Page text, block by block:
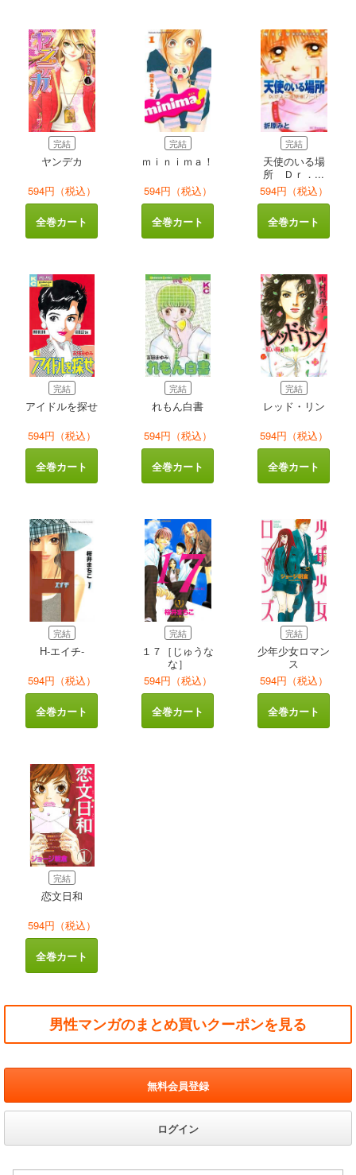
完結
ヤンデカ
594円（税込）
全巻カート
完結
ｍｉｎｉｍａ！
594円（税込）
全巻カート
完結
天使のいる場
所 Ｄｒ．...
594円（税込）
全巻カート
完結
アイドルを探せ
594円（税込）
全巻カート
完結
れもん白書
594円（税込）
全巻カート
完結
レッド・リン
594円（税込）
全巻カート
完結
H-エイチ-
594円（税込）
全巻カート
完結
１７［じゅうな
な］
594円（税込）
全巻カート
完結
少年少女ロマン
ス
594円（税込）
全巻カート
完結
恋文日和
594円（税込）
全巻カート
男性マンガのまとめ買いクーポンを見る
無料会員登録
ログイン